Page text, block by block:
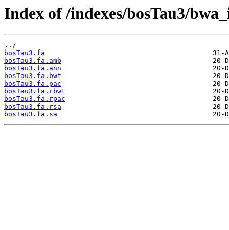
Index of /indexes/bosTau3/
../
bosTau3.fa
bosTau3.fa.amb
bosTau3.fa.ann
bosTau3.fa.bwt
bosTau3.fa.pac
bosTau3.fa.rbwt
bosTau3.fa.rpac
bosTau3.fa.rsa
bosTau3.fa.sa